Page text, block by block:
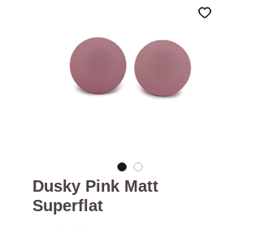
Dusky Pink Matt
Superflat